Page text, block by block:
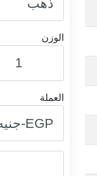
الوزن
العملة